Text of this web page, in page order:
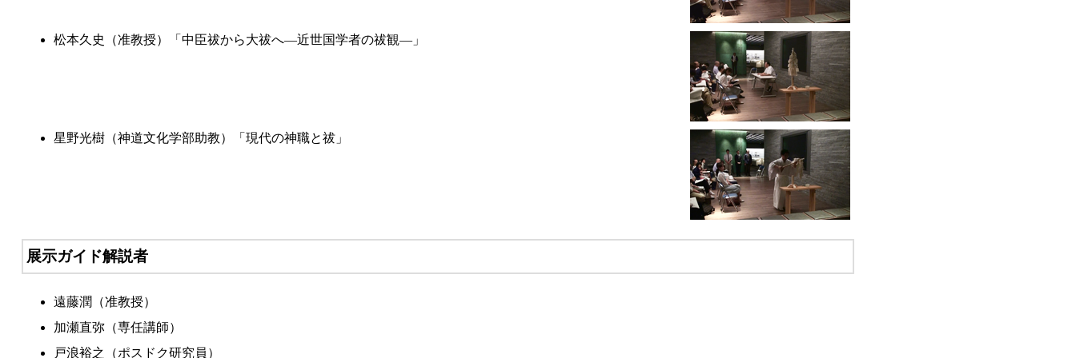
松本久史（准教授）「中臣祓から大祓へ—近世国学者の祓観—」
星野光樹（神道文化学部助教）「現代の神職と祓」
展示ガイド解説者
遠藤潤（准教授）
加瀬直弥（専任講師）
戸浪裕之（ポスドク研究員）